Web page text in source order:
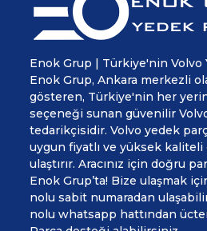
Enok Grup | Türkiye'nin Volvo
Enok Grup, Ankara merkezli
gösteren, Türkiye'nin her
seçeneği sunan güvenilir
tedarikçisidir. Volvo yedek
uygun fiyatlı ve yüksek kaliteli
ulaştırır. Aracınız için doğru
Enok Grup’ta! Bize ulaşmak
nolu sabit numaradan
nolu whatsapp hattından